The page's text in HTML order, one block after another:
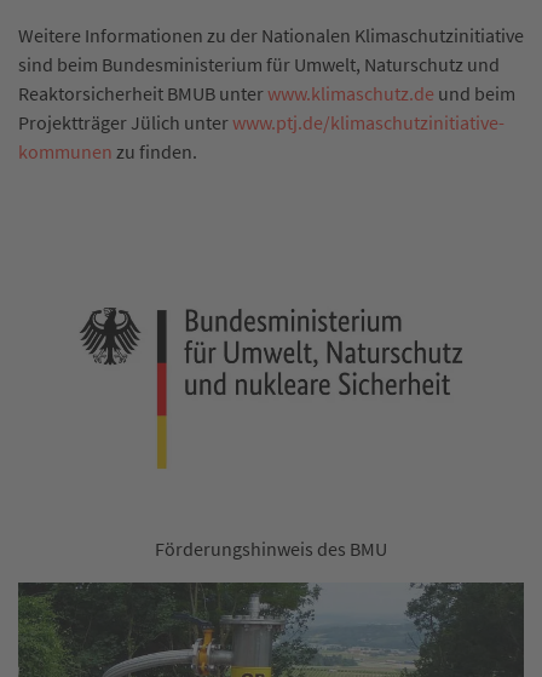
Weitere Informationen zu der Nationalen Klimaschutzinitiative
sind beim Bundesministerium für Umwelt, Naturschutz und
Reaktorsicherheit BMUB unterwww.klimaschutz.de und beim
Projektträger Jülich unterwww.ptj.de/klimaschutzinitiative-
kommunen zu finden.
Förderungshinweis des BMU